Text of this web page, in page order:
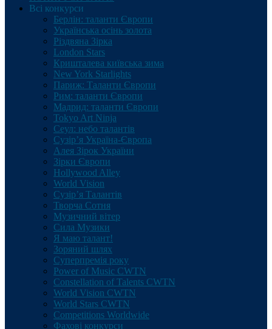
Всі конкурси
Берлін: таланти Європи
Українська осінь золота
Різдвяна Зірка
London Stars
Кришталева київська зима
New York Starlights
Париж: Таланти Європи
Рим: таланти Європи
Мадрид: таланти Європи
Tokyo Art Ninja
Сеул: небо талантів
Сузір’я Україна-Європа
Алея Зірок України
Зірки Європи
Hollywood Alley
World Vision
Сузір’я Талантів
Творча Сотня
Музичний вітер
Сила Музики
Я маю талант!
Зоряний шлях
Суперпремія року
Power of Music CWTN
Constellation of Talents CWTN
World Vision CWTN
World Stars CWTN
Competitions Worldwide
Фахові конкурси